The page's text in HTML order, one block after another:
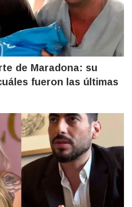
de Maradona: su
fueron las últimas